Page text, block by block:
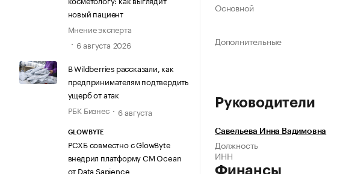
новый пациент
Мнение эксперта
6 августа 2026
В Wildberries рассказали, как
предпринимателям подтвердить
ущерб от атак
РБК Бизнес
6 августа
GLOWBYTE
РСХБ совместно с GlowByte
внедрил платформу CM Ocean
от Data Sapience
Основной
Дополнительные
Руководители
Савельева Инна Вадимовна
Должность
ИНН
Финансы